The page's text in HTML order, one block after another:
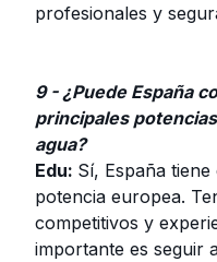
profesionales y
9 - ¿Puede España
principales
agua?
Edu: Sí, España
potencia europea.
competitivos y
importante es seguir